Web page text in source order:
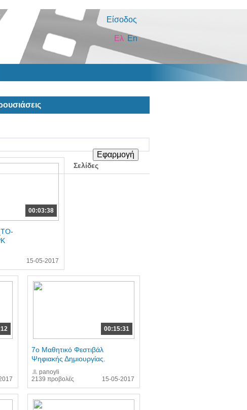
Είσοδος
En
Ελ
00:03:38
15-05-2017
00:15:31
2139 προβολές
7ο Μαθητικό Φεστιβάλ
Ψηφιακής Δημιουργίας.
panoyli
15-05-2017
Σελίδες